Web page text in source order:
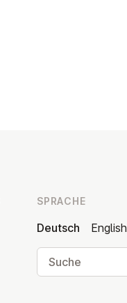
SPRACHE
Deutsch
English
Suche